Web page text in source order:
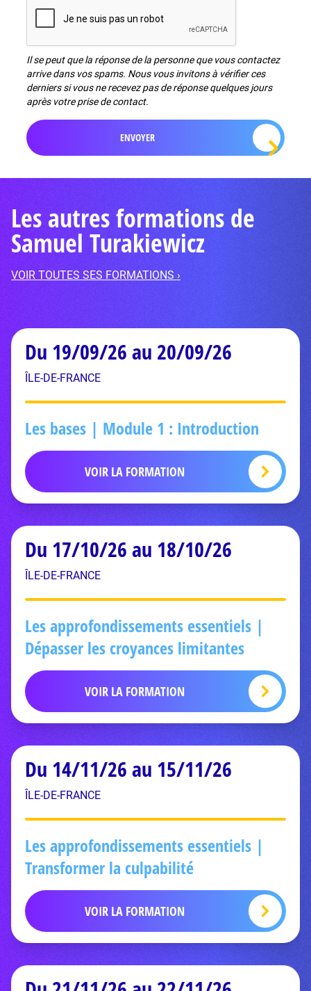
Il se peut que la réponse de la personne que vous contactez
arrive dans vos spams. Nous vous invitons à vérifier ces
derniers si vous ne recevez pas de réponse quelques jours
après votre prise de contact.
Les autres formations de
Samuel Turakiewicz
VOIR TOUTES SES FORMATIONS ›
Du 19/09/26 au 20/09/26
ÎLE-DE-FRANCE
Les bases | Module 1 : Introduction
VOIR LA FORMATION
Du 17/10/26 au 18/10/26
ÎLE-DE-FRANCE
Les approfondissements essentiels |
Dépasser les croyances limitantes
VOIR LA FORMATION
Du 14/11/26 au 15/11/26
ÎLE-DE-FRANCE
Les approfondissements essentiels |
Transformer la culpabilité
VOIR LA FORMATION